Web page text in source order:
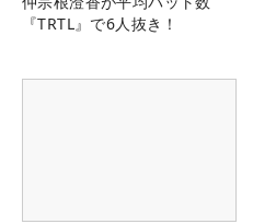
『TRTL』で6人抜き！